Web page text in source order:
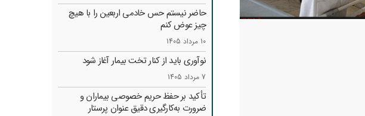
حاضر نیستم حس خادمی اربعین را با هیچ
چیز عوض کنم
10 مرداد 1405
نوآوری باید از کنار تخت بیمار آغاز شود
7 مرداد 1405
تأکید بر حفظ حریم خصوصی بیماران و
ضرورت به‌کارگیری دقیق عنوان پرستار